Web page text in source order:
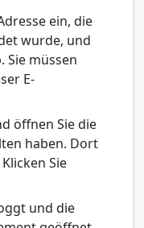
ein, die
wurde, und
Sie müssen
E-
öffnen Sie die
haben. Dort
Sie
und die